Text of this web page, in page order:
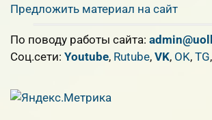
Предложить материал на сайт
По поводу работы сайта:
Cоц.сети: Youtube, Rutube, VK, OK, TG,